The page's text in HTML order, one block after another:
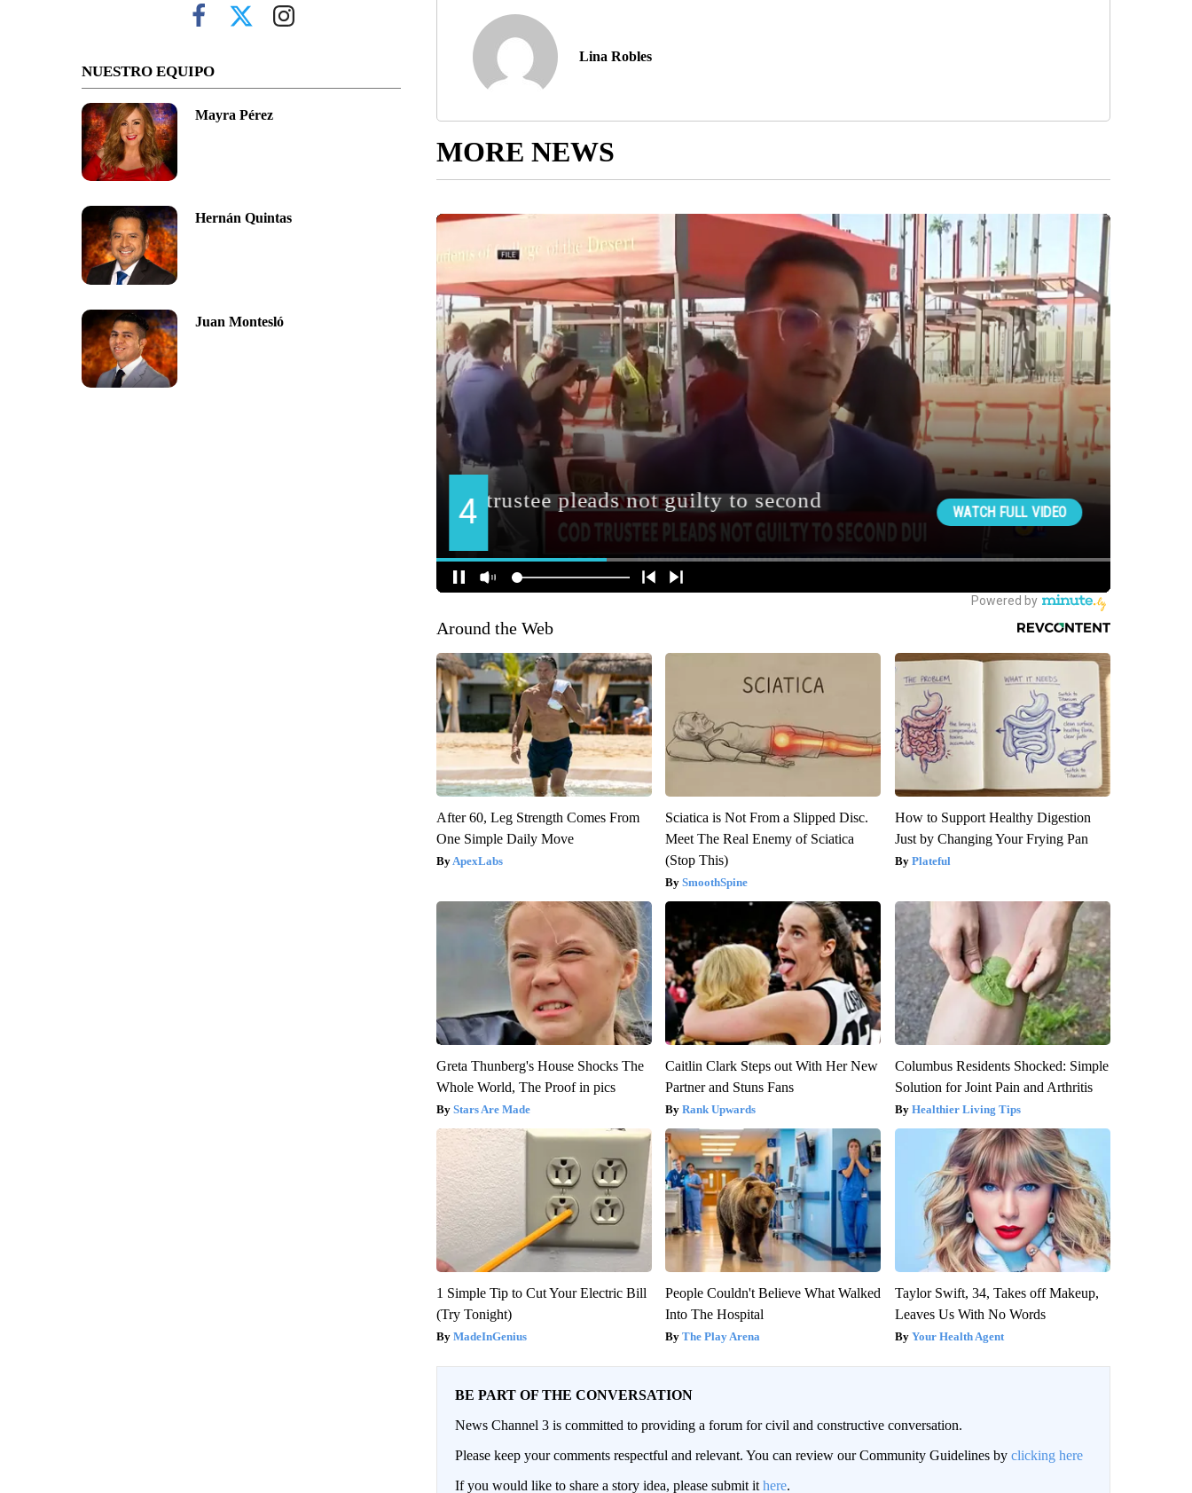
NUESTRO EQUIPO
Mayra Pérez
Hernán Quintas
Juan Montesló
Lina Robles
MORE NEWS
Around the Web
After 60, Leg Strength Comes From
One Simple Daily Move
ApexLabs
Sciatica is Not From a Slipped Disc.
Meet The Real Enemy of Sciatica
(Stop This)
SmoothSpine
How to Support Healthy Digestion
Just by Changing Your Frying Pan
Plateful
Greta Thunberg's House Shocks The
Whole World, The Proof in pics
Stars Are Made
Caitlin Clark Steps out With Her New
Partner and Stuns Fans
Rank Upwards
Columbus Residents Shocked: Simple
Solution for Joint Pain and Arthritis
Healthier Living Tips
1 Simple Tip to Cut Your Electric Bill
(Try Tonight)
MadeInGenius
People Couldn't Believe What Walked
Into The Hospital
The Play Arena
Taylor Swift, 34, Takes off Makeup,
Leaves Us With No Words
Your Health Agent
BE PART OF THE CONVERSATION
News Channel 3 is committed to providing a forum for civil and constructive conversation.
Please keep your comments respectful and relevant. You can review our Community Guidelines by clicking here
If you would like to share a story idea, please submit it here.